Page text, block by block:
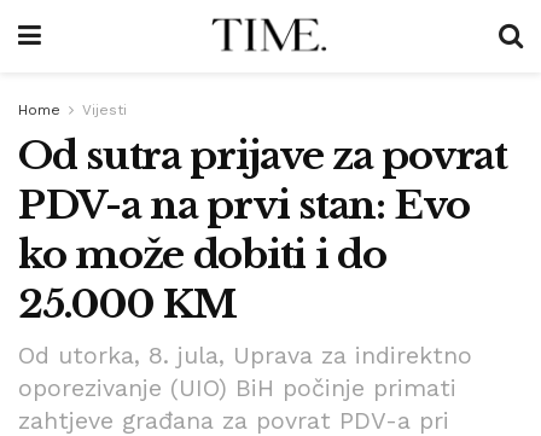
Home Vijesti
Od sutra prijave za povrat
PDV-a na prvi stan: Evo
ko može dobiti i do
25.000 KM
Od utorka, 8. jula, Uprava za indirektno
oporezivanje (UIO) BiH počinje primati
zahtjeve građana za povrat PDV-a pri